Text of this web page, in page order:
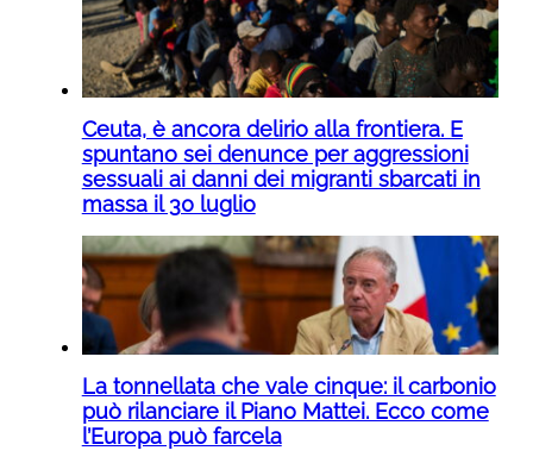
Ceuta, è ancora delirio alla frontiera. E
spuntano sei denunce per aggressioni
sessuali ai danni dei migranti sbarcati in
massa il 30 luglio
La tonnellata che vale cinque: il carbonio
può rilanciare il Piano Mattei. Ecco come
l’Europa può farcela